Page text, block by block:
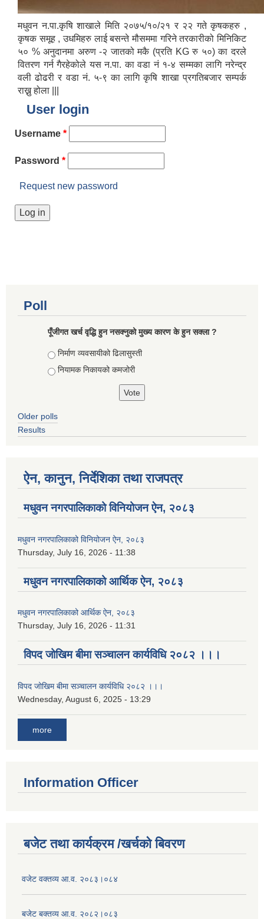
मधुवन न.पा.कृषि शाखाले मिति २०७५/१०/२१ र २२ गते कृषकहरु ,
कृषक समूह , उधमिहरु लाई बसन्ते मौसममा गरिने तरकारीको मिनिकिट
५० % अनुदानमा अरुण -२ जातको मकै (प्रति KG रु ५०) का दरले
वितरण गर्न गैरहेकोले यस न.पा. का वडा नं १-४ सम्मका लागि नरेन्द्र
वली ढोढरी र वडा नं. ५-९ का लागि कृषि शाखा प्रगतिबजार सम्पर्क
राख्नु होला |||
User login
Username *
Password *
Request new password
Poll
पूँजीगत खर्च वृद्धि हुन नसक्नुको मुख्य कारण के हुन सक्ला ?
Choices
निर्माण व्यवसायीको ढिलासुस्ती
नियामक निकायको कमजोरी
Older polls
Results
ऐन, कानुन, निर्देशिका तथा राजपत्र
मधुवन नगरपालिकाको विनियोजन ऐन, २०८३
मधुवन नगरपालिकाको विनियोजन ऐन, २०८३
Thursday, July 16, 2026 - 11:38
मधुवन नगरपालिकाको आर्थिक ऐन, २०८३
मधुवन नगरपालिकाको आर्थिक ऐन, २०८३
Thursday, July 16, 2026 - 11:31
विपद जोखिम बीमा सञ्चालन कार्यविधि २०८२ ।।।
विपद जोखिम बीमा सञ्चालन कार्यविधि २०८२ ।।।
Wednesday, August 6, 2025 - 13:29
more
Information Officer
बजेट तथा कार्यक्रम /खर्चको बिवरण
वजेट वक्तव्य आ.व. २०८३।०८४
बजेट बक्तव्य आ.व. २०८२।०८३